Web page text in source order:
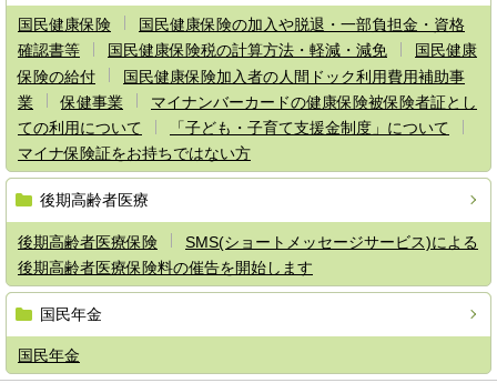
国民健康保険
国民健康保険の加入や脱退・一部負担金・資格
確認書等
国民健康保険税の計算方法・軽減・減免
国民健康
保険の給付
国民健康保険加入者の人間ドック利用費用補助事
業
保健事業
マイナンバーカードの健康保険被保険者証とし
ての利用について
「子ども・子育て支援金制度」について
マイナ保険証をお持ちではない方
後期高齢者医療
後期高齢者医療保険
SMS(ショートメッセージサービス)による
後期高齢者医療保険料の催告を開始します
国民年金
国民年金